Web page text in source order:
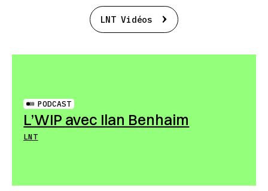
LNT Vidéos
PODCAST
L’WIP avec Ilan Benhaim
LNT